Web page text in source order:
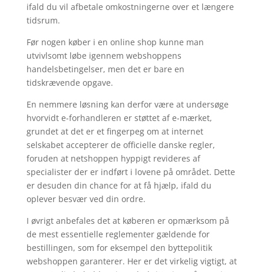
ifald du vil afbetale omkostningerne over et længere
tidsrum.
Før nogen køber i en online shop kunne man
utvivlsomt løbe igennem webshoppens
handelsbetingelser, men det er bare en
tidskrævende opgave.
En nemmere løsning kan derfor være at undersøge
hvorvidt e-forhandleren er støttet af e-mærket,
grundet at det er et fingerpeg om at internet
selskabet accepterer de officielle danske regler,
foruden at netshoppen hyppigt revideres af
specialister der er indført i lovene på området. Dette
er desuden din chance for at få hjælp, ifald du
oplever besvær ved din ordre.
I øvrigt anbefales det at køberen er opmærksom på
de mest essentielle reglementer gældende for
bestillingen, som for eksempel den byttepolitik
webshoppen garanterer. Her er det virkelig vigtigt, at